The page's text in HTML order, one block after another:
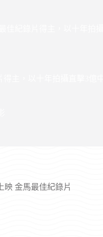
映 金馬最佳紀錄片